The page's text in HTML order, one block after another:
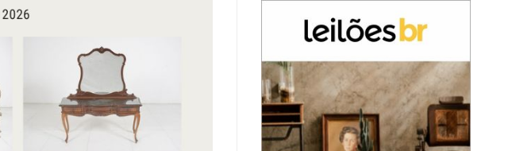
Agosto
2026
Leilão
de
Arte
Antiguidades
Agosto
2026